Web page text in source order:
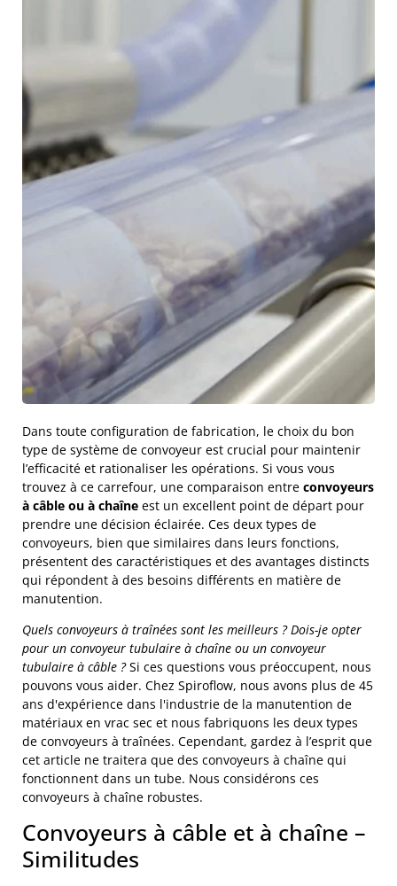
Dans toute configuration de fabrication, le choix du bon
type de système de convoyeur est crucial pour maintenir
l’efficacité et rationaliser les opérations. Si vous vous
trouvez à ce carrefour, une comparaison entre convoyeurs
à câble ou à chaîne est un excellent point de départ pour
prendre une décision éclairée. Ces deux types de
convoyeurs, bien que similaires dans leurs fonctions,
présentent des caractéristiques et des avantages distincts
qui répondent à des besoins différents en matière de
manutention.
Quels convoyeurs à traînées sont les meilleurs ? Dois-je opter
pour un convoyeur tubulaire à chaîne ou un convoyeur
tubulaire à câble ?Si ces questions vous préoccupent, nous
pouvons vous aider. Chez Spiroflow, nous avons plus de 45
ans d'expérience dans l'industrie de la manutention de
matériaux en vrac sec et nous fabriquons les deux types
de convoyeurs à traînées. Cependant, gardez à l’esprit que
cet article ne traitera que des convoyeurs à chaîne qui
fonctionnent dans un tube. Nous considérons ces
convoyeurs à chaîne robustes.
Convoyeurs à câble et à chaîne –
Similitudes